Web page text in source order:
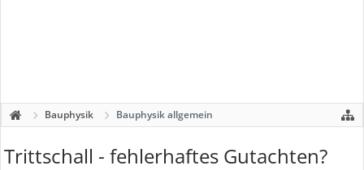
Bauphysik Bauphysik allgemein
Trittschall - fehlerhaftes Gutachten?